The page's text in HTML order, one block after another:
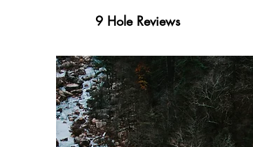
9 Hole Reviews